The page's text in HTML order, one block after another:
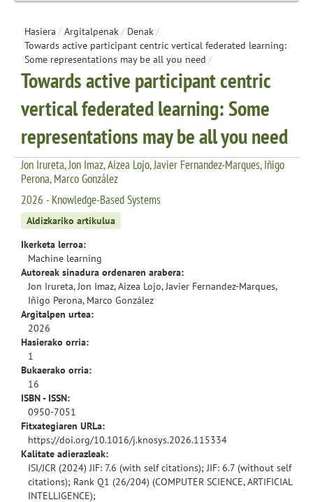
Hasiera / Argitalpenak/ Denak/
Towards active participant centric vertical federated learning:
Some representations may be all you need /
Towards active participant centric
vertical federated learning: Some
representations may be all you need
Jon Irureta, Jon Imaz, Aizea Lojo, Javier Fernandez-Marques, Iñigo
Perona, Marco González
2026 - Knowledge-Based Systems
Aldizkariko artikulua
Ikerketa lerroa:
Machine learning
Autoreak sinadura ordenaren arabera:
Jon Irureta, Jon Imaz, Aizea Lojo, Javier Fernandez-Marques,
Iñigo Perona, Marco González
Argitalpen urtea:
2026
Hasierako orria:
1
Bukaerako orria:
16
ISBN - ISSN:
0950-7051
Fitxategiaren URLa:
https://doi.org/10.1016/j.knosys.2026.115334
Kalitate adierazleak:
ISI/JCR (2024) JIF: 7.6 (with self citations); JIF: 6.7 (without self
citations); Rank Q1 (26/204) (COMPUTER SCIENCE, ARTIFICIAL
INTELLIGENCE);